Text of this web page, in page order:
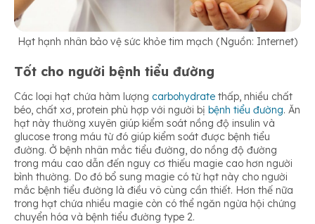
Hạt hạnh nhân bảo vệ sức khỏe tim mạch (Nguồn: Internet)
Tốt cho người bệnh tiểu đường
Các loại hạt chứa hàm lượng carbohydrate thấp, nhiều chất
béo, chất xơ, protein phù hợp với người bị bệnh tiểu đường. Ăn
hạt này thường xuyên giúp kiểm soát nồng độ insulin và
glucose trong máu từ đó giúp kiểm soát được bệnh tiểu
đường. Ở bệnh nhân mắc tiểu đường, do nồng độ đường
trong máu cao dẫn đến nguy cơ thiếu magie cao hơn người
bình thường. Do đó bổ sung magie có từ hạt này cho người
mắc bệnh tiểu đường là điều vô cùng cần thiết. Hơn thế nữa
trong hạt chứa nhiều magie còn có thể ngăn ngừa hội chứng
chuyển hóa và bệnh tiểu đường type 2.